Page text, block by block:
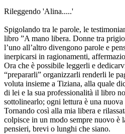
Rileggendo 'Alina.....'
Spigolando tra le parole, le
libro ”A mano libera. Donne tra
l’uno all’altro divengono parole e
inerpicarsi in ragionamenti,
Ora che è possibile leggerli e
“prepararli” organizzarli renderli le
voluta insieme a Tiziana, alla quale
di lei e la sua professionalità il libro
sottolinearlo; ogni lettura è una
Tornando così alla mia libera e
colpisce in un modo sempre nuovo è
pensieri, brevi o lunghi che siano.